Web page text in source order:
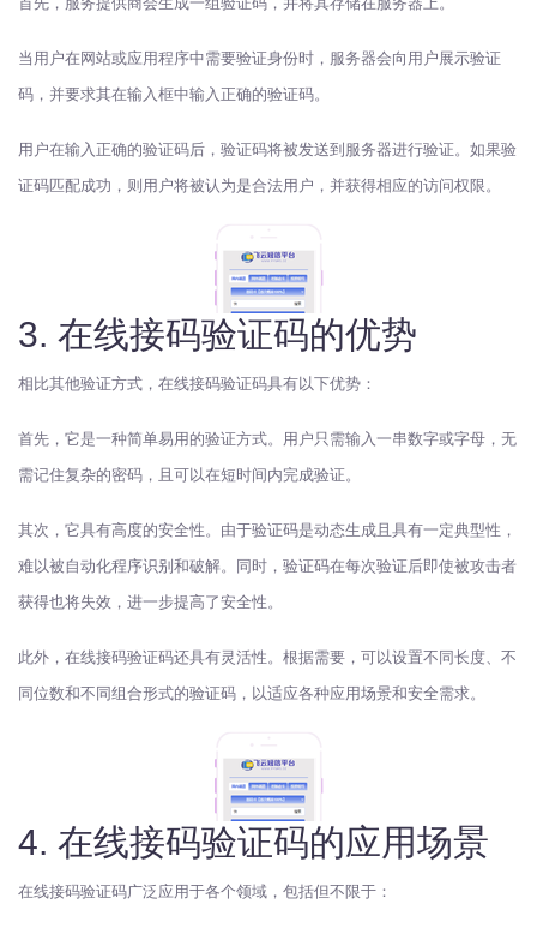
当用户在网站或应用程序中需要验证身份时，服务器会向用户展示验证
码，并要求其在输入框中输入正确的验证码。
用户在输入正确的验证码后，验证码将被发送到服务器进行验证。如果验
证码匹配成功，则用户将被认为是合法用户，并获得相应的访问权限。
3. 在线接码验证码的优势
相比其他验证方式，在线接码验证码具有以下优势：
首先，它是一种简单易用的验证方式。用户只需输入一串数字或字母，无
需记住复杂的密码，且可以在短时间内完成验证。
其次，它具有高度的安全性。由于验证码是动态生成且具有一定典型性，
难以被自动化程序识别和破解。同时，验证码在每次验证后即使被攻击者
获得也将失效，进一步提高了安全性。
此外，在线接码验证码还具有灵活性。根据需要，可以设置不同长度、不
同位数和不同组合形式的验证码，以适应各种应用场景和安全需求。
4. 在线接码验证码的应用场景
在线接码验证码广泛应用于各个领域，包括但不限于：